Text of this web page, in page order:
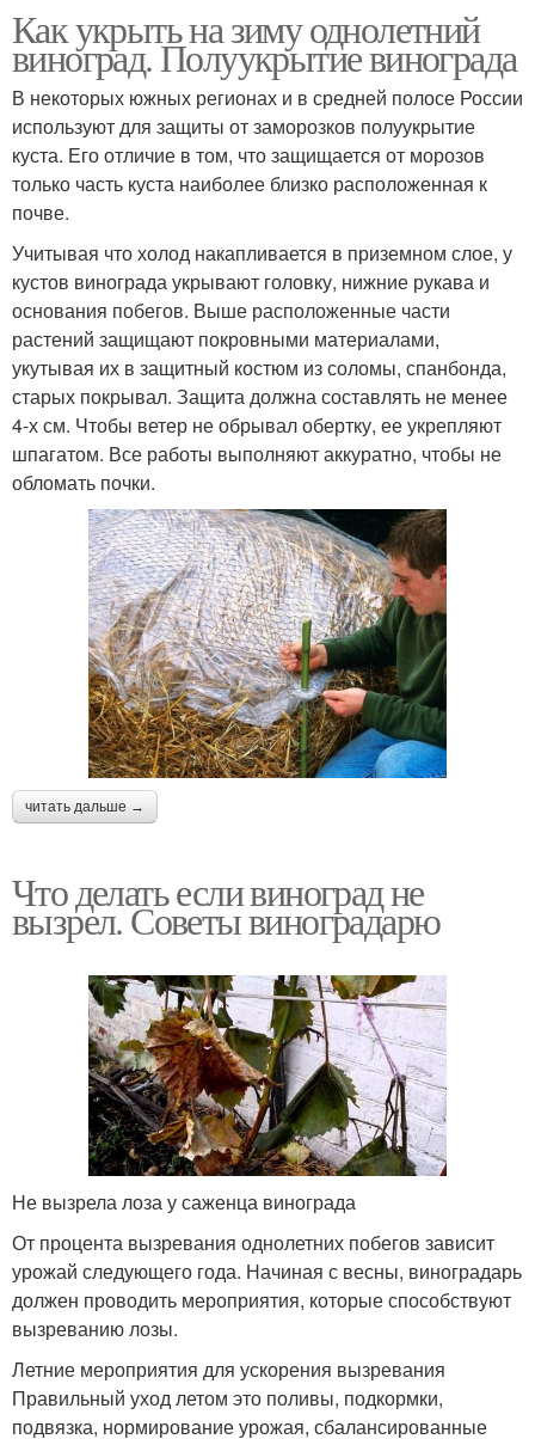
Как укрыть на зиму однолетний
виноград. Полуукрытие винограда
В некоторых южных регионах и в средней полосе России
используют для защиты от заморозков полуукрытие
куста. Его отличие в том, что защищается от морозов
только часть куста наиболее близко расположенная к
почве.
Учитывая что холод накапливается в приземном слое, у
кустов винограда укрывают головку, нижние рукава и
основания побегов. Выше расположенные части
растений защищают покровными материалами,
укутывая их в защитный костюм из соломы, спанбонда,
старых покрывал. Защита должна составлять не менее
4-х см. Чтобы ветер не обрывал обертку, ее укрепляют
шпагатом. Все работы выполняют аккуратно, чтобы не
обломать почки.
читать дальше →
Что делать если виноград не
вызрел. Советы виноградарю
Не вызрела лоза у саженца винограда
От процента вызревания однолетних побегов зависит
урожай следующего года. Начиная с весны, виноградарь
должен проводить мероприятия, которые способствуют
вызреванию лозы.
Летние мероприятия для ускорения вызревания
Правильный уход летом это поливы, подкормки,
подвязка, нормирование урожая, сбалансированные